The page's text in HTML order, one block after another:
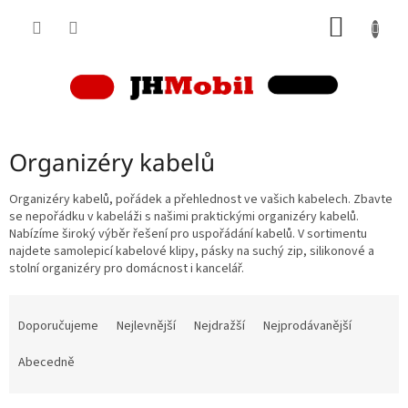
Organizéry kabelů
Organizéry kabelů, pořádek a přehlednost ve vašich kabelech. Zbavte
se nepořádku v kabeláži s našimi praktickými organizéry kabelů.
Nabízíme široký výběr řešení pro uspořádání kabelů. V sortimentu
najdete samolepicí kabelové klipy, pásky na suchý zip, silikonové a
stolní organizéry pro domácnost i kancelář.
Doporučujeme Nejlevnější Nejdražší
Nejprodávanější
Abecedně